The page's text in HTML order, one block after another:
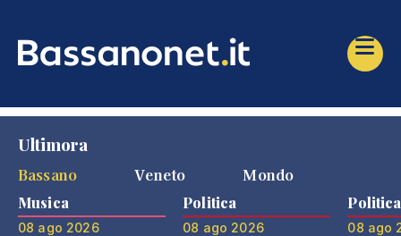
Ultimora
Bassano
Veneto Mondo
Musica
08 ago 2026
Politica
08 ago 2026
Politica
08 ago